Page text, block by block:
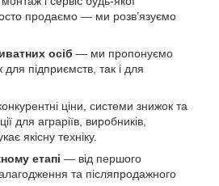
продаємо — ми розв’язуємо
осіб — ми пропонуємо
підприємств, так і для
ціни, системи знижок та
для аграріїв, виробників,
якісну техніку.
етапі — від першого
та післяпродажного